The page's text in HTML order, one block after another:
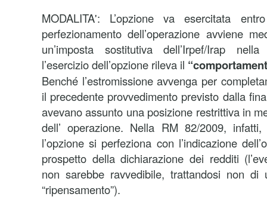
MODALITA': L’opzione va esercitata
perfezionamento dell’operazione avviene
un’imposta sostitutiva dell’Irpef/Irap
l’esercizio dell’opzione rileva il
Benché l’estromissione avvenga per
il precedente provvedimento previsto dalla
avevano assunto una posizione restrittiva in
dell’ operazione. Nella RM 82/2009,
l’opzione si perfeziona con l’indicazione
prospetto della dichiarazione dei redditi
non sarebbe ravvedibile, trattandosi non
“ripensamento”).